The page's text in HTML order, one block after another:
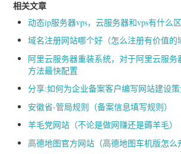
相关文章
动态ip服务器vps，云服务器和vps有什么
域名注册网站哪个好（怎么注册有价值的
阿里云服务器重装系统，对于阿里云服务
方法最快配置
分享:如何为企业备案客户编写网站建设
安徽省-管局规则（备案信息填写规则）
羊毛党网站（不论是做网赚还是薅羊毛）
高德地图官方网站（高德地图车机版怎么